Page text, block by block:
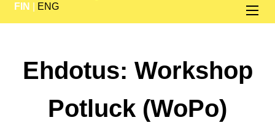
FIN ENG
Ehdotus: Workshop
Potluck (WoPo)